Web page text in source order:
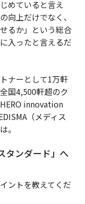
めていると言え
向上だけでなく、
るか」という総合
入ったと言えるだ
ナーとして1万軒
国4,500軒超のク
innovation
（メディス
。
タンダード」へ
ントを教えてくだ